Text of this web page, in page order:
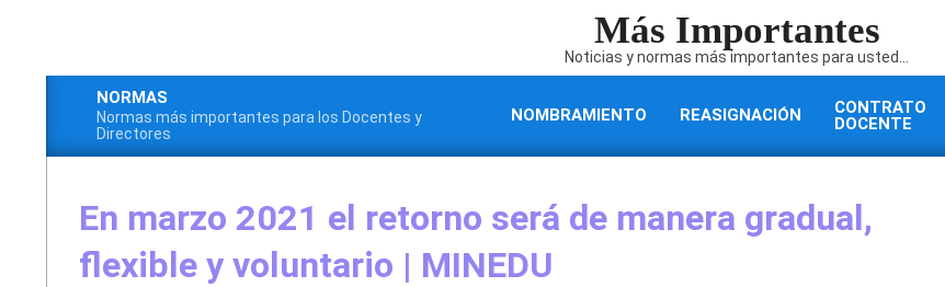
Más Importantes
Noticias y normas más importantes para usted...
Menú
de
principal
NORMAS
Normas más importantes para los Docentes y
Directores
NOMBRAMIENTO REASIGNACIÓN
CONTRATO
DOCENTE
En marzo 2021 el retorno será de manera gradual,
flexible y voluntario | MINEDU